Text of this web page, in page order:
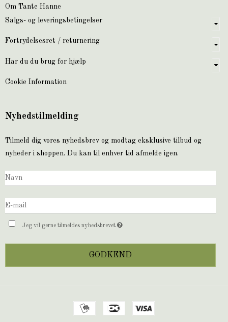
Om Tante Hanne
Salgs- og leveringsbetingelser
Fortrydelsesret / returnering
Har du du brug for hjælp
Cookie Information
Nyhedstilmelding
Tilmeld dig vores nyhedsbrev og modtag eksklusive tilbud og
nyheder i shoppen. Du kan til enhver tid afmelde igen.
Jeg vil gerne tilmeldes nyhedsbrevet
GODKEND